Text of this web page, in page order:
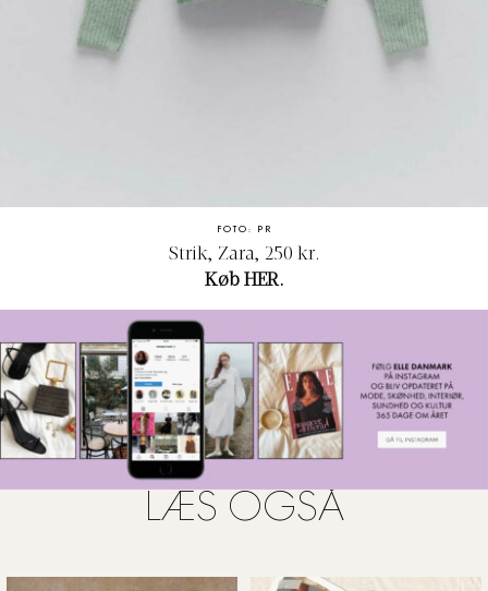
FOTO: PR
Strik, Zara, 250 kr.
Køb HER.
LÆS OGSÅ